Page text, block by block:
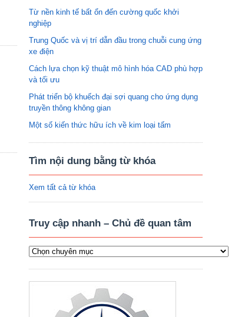
Từ nền kinh tế bất ổn đến cường quốc khởi
nghiệp
Trung Quốc và vị trí dẫn đầu trong chuỗi cung ứng
xe điện
Cách lựa chọn kỹ thuật mô hình hóa CAD phù hợp
và tối ưu
Phát triển bộ khuếch đại sợi quang cho ứng dụng
truyền thông không gian
Một số kiến thức hữu ích về kim loại tấm
Tìm nội dung bằng từ khóa
Xem tất cả từ khóa
Truy cập nhanh – Chủ đề quan tâm